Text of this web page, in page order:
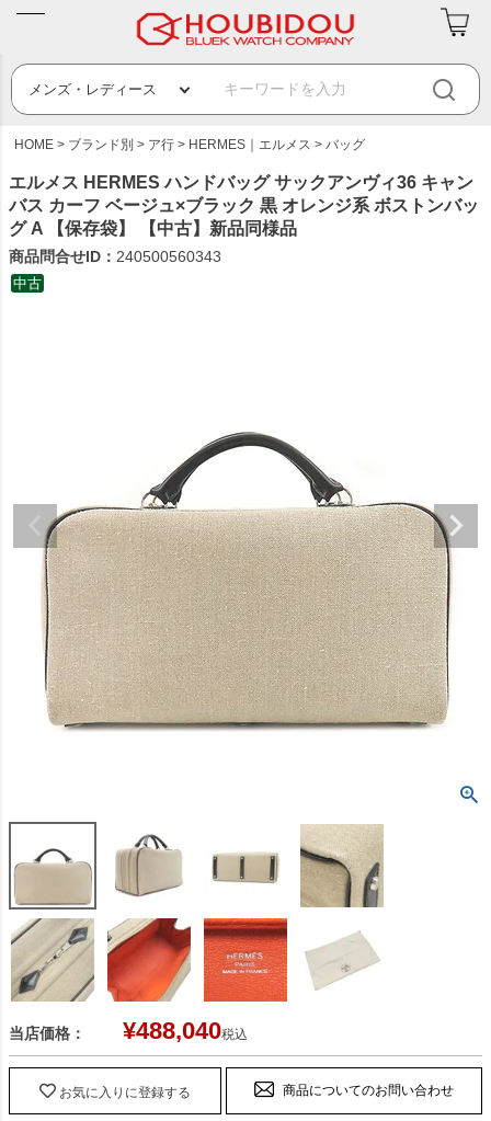
HOME ブランド別 ア行 HERMES｜エルメス バッグ
エルメス HERMES ハンドバッグ サックアンヴィ36 キャン
バス カーフ ベージュ×ブラック 黒 オレンジ系 ボストンバッ
グ A 【保存袋】 【中古】新品同様品
商品問合せID： 240500560343
中古
当店価格： ¥488,040税込
お気に入りに登録する 商品についてのお問い合わせ